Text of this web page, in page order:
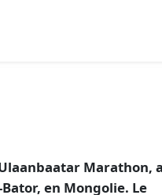
Marathon,
en Mongolie. Le